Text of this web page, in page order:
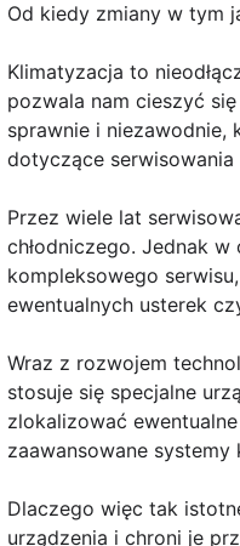
Od kiedy zmiany w tym
Klimatyzacja to
pozwala nam cieszyć
sprawnie i niezawodnie,
dotyczące
Przez wiele lat
chłodniczego. Jednak
kompleksowego
ewentualnych usterek
Wraz z rozwojem
stosuje się specjalne
zlokalizować
zaawansowane
Dlaczego więc tak
urządzenia i chroni je